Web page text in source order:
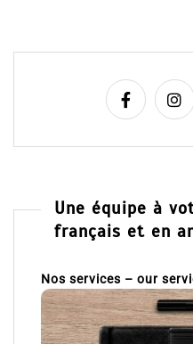
Une équipe à
français et en
Nos services – our